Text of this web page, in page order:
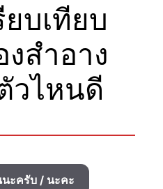
ยบเทียบ
งสำอาง
วไหนดี